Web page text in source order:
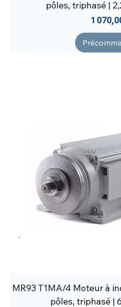
pôles, triphasé |
Prix
1
MR93 T1MA/4 Moteur à
pôles, triphasé |